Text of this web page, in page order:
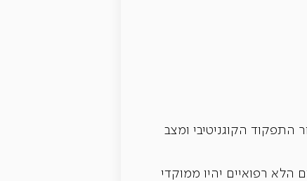
התפקוד הקוגניטיבי ומצב
הלא רפואיים יהיו ממוקדי